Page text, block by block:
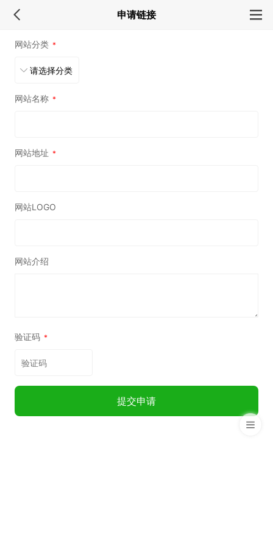
申请链接
网站分类 *
网站名称 *
网站地址 *
网站LOGO
网站介绍
验证码 *